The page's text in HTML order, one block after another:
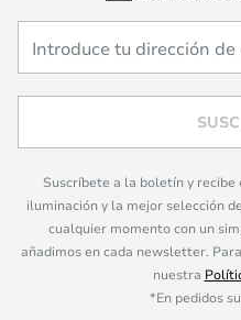
Suscríbete a la boletín y recibe
iluminación y la mejor selección
cualquier momento con un
añadimos en cada newsletter.
nuestra
*En pedidos